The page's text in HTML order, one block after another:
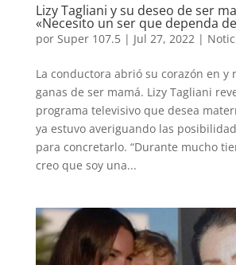
Lizy Tagliani y su deseo de ser
«Necesito un ser que dependa
por Super 107.5| Jul 27, 2022 |
La conductora abrió su corazón en y
ganas de ser mamá. Lizy Tagliani
programa televisivo que desea
ya estuvo averiguando las
para concretarlo. “Durante mucho
creo que soy una...